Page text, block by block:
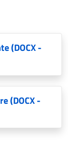
(DOCX -
(DOCX -